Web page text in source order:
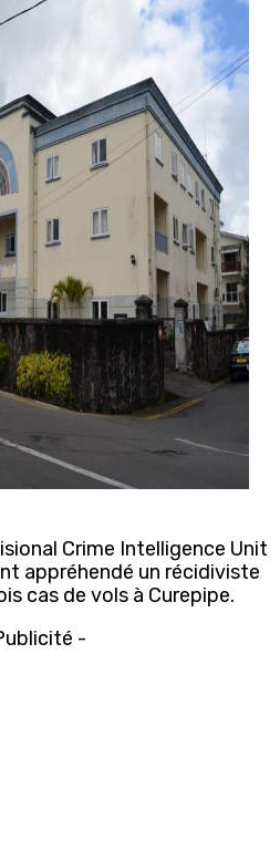
Crime Intelligence Unit
appréhendé un récidiviste
cas de vols à Curepipe.
-